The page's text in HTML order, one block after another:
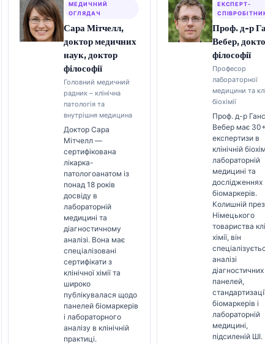
МЕДИЧНИЙ
ОГЛЯДАЧ
Сара Мітчелл,
доктор медичних
наук, доктор
філософії
Головний медичний
радник – клінічна
патологія та
внутрішня медицина
Доктор Сара
Мітчелл —
сертифікована
лікарка-
патологоанатом із
понад 18 років
досвіду в
лабораторній
медицині та
діагностичному
аналізі. Вона має
спеціалізовані
сертифікати з
клінічної хімії та
широко
публікувалася щодо
панелей біомаркерів
і лабораторного
аналізу в клінічній
практиці.
ЕКСПЕРТ-
Проф. д-р
Вебер,
філософії
Професор
лабораторної
медицини та
біохімії
Проф. д-р Ганс
Вебер має 30+
експертизи в
клінічній
лабораторній
медицині та
дослідженнях
біомаркерів.
Колишній
Німецького
товариства
хімії, він
аналізі
діагностичних
панелей,
біомаркерів і
лабораторній
медицині,
підсиленій ШІ.